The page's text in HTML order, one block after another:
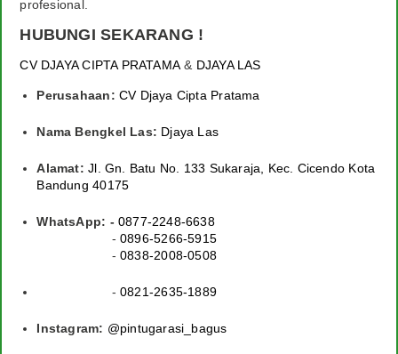
profesional.
HUBUNGI SEKARANG !
CV DJAYA CIPTA PRATAMA& DJAYA LAS
Perusahaan: CV Djaya Cipta Pratama
Nama Bengkel Las: Djaya Las
Alamat:Jl. Gn. Batu No. 133 Sukaraja, Kec. Cicendo Kota
Bandung 40175
WhatsApp: - 0877-2248-6638
-0896-5266-5915
-0838-2008-0508
-0821-2635-1889
Instagram: @pintugarasi_bagus